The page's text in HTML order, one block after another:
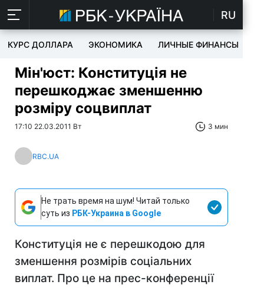
RU
КУРС ДОЛЛАРА ЭКОНОМИКА ЛИЧНЫЕ ФИНАНСЫ
Мін'юст: Конституція не
перешкоджає зменшенню
розміру соцвиплат
17:10 22.03.2011 Вт 3 мин
RBC.UA
Не трать время на шум! Читай только
суть из РБК-Украина в Google
Конституція не є перешкодою для
зменшення розмірів соціальних
виплат. Про це на прес-конференції